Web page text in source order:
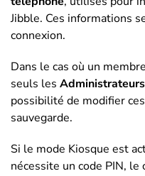
Jibble. Ces informations
connexion.
Dans le cas où un
seuls les Administrateurs
possibilité de modifier
sauvegarde.
Si le mode Kiosque est
nécessite un code PIN,